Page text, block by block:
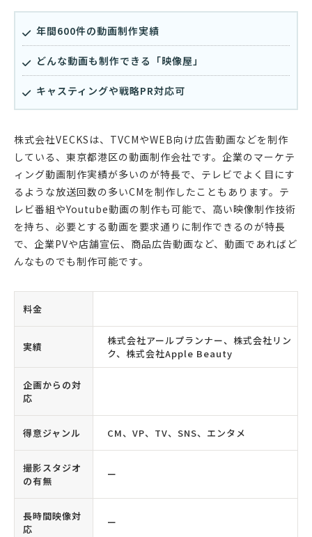
年間600件の動画制作実績
どんな動画も制作できる「映像屋」
キャスティングや戦略PR対応可
株式会社VECKSは、TVCMやWEB向け広告動画などを制作
している、東京都港区の動画制作会社です。企業のマーケテ
ィング動画制作実績が多いのが特長で、テレビでよく目にす
るような放送回数の多いCMを制作したこともあります。テ
レビ番組やYoutube動画の制作も可能で、高い映像制作技術
を持ち、必要とする動画を要求通りに制作できるのが特長
で、企業PVや店舗宣伝、商品広告動画など、動画であればど
んなものでも制作可能です。
料金
実績
株式会社アールプランナー、株式会社リン
ク、株式会社Apple Beauty
企画からの対
応
得意ジャンル CM、VP、TV、SNS、エンタメ
撮影スタジオ
の有無
ー
長時間映像対
応
ー